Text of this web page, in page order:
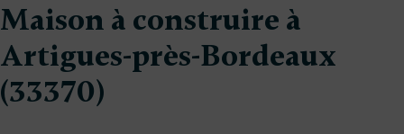
Maison à construire à
Artigues-près-Bordeaux
(33370)